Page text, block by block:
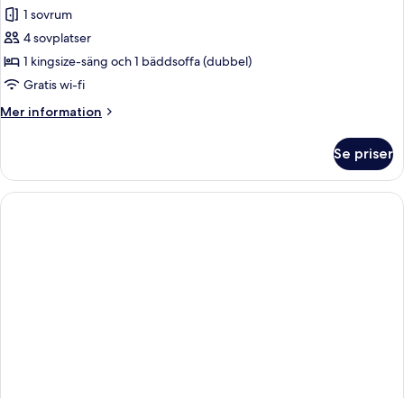
1 sovrum
4 sovplatser
1 kingsize-säng och 1 bäddsoffa (dubbel)
Gratis wi-fi
Mer information
Mer
-
kingsize-
Se priser